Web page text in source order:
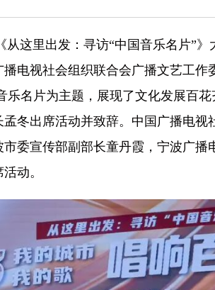
这里出发：寻访“中国音乐名片”》
电视社会组织联合会广播文艺工作
名片为主题，展现了文化发展百
冬出席活动并致辞。中国广播电视
委宣传部副部长童丹霞，宁波广播
动。